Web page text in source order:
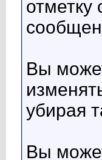
отметку
Вы
убирая
Вы